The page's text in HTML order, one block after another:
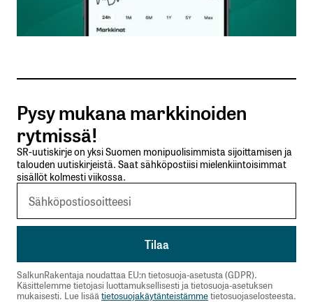
Sähköpostiosoitteesi
Tilaa SalkunRakentajan uutiskirje
Lähetä kommentti
Pysy mukana markkinoiden
rytmissä!
SR-uutiskirje on yksi Suomen monipuolisimmista sijoittamisen ja
talouden uutiskirjeistä. Saat sähköpostiisi mielenkiintoisimmat
sisällöt kolmesti viikossa.
SalkunRakentaja noudattaa EU:n tietosuoja-asetusta (GDPR).
Käsittelemme tietojasi luottamuksellisesti ja tietosuoja-asetuksen
mukaisesti. Lue lisäätietosuojakäytänteistämmetietosuojaselosteesta.